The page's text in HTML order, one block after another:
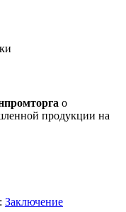
о
продукции на
Заключение